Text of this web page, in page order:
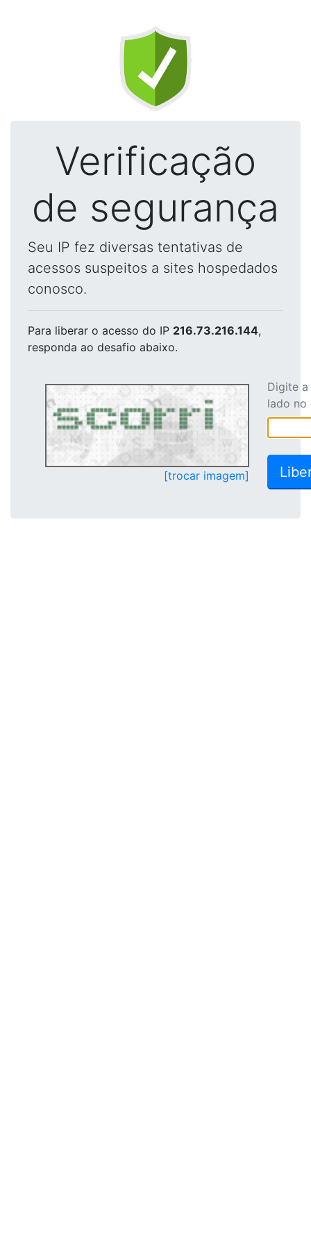
Verificação
de segurança
Seu IP fez diversas tentativas de
acessos suspeitos a sites hospedados
conosco.
Para liberar o acesso do IP 216.73.216.144,
responda ao desafio abaixo.
[trocar imagem]
Digite
lado no